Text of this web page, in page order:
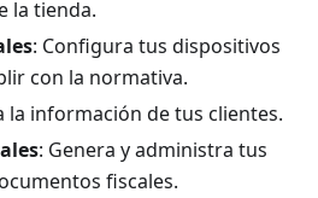
la tienda.
: Configura tus dispositivos
con la normativa.
la información de tus clientes.
: Genera y administra tus
fiscales.